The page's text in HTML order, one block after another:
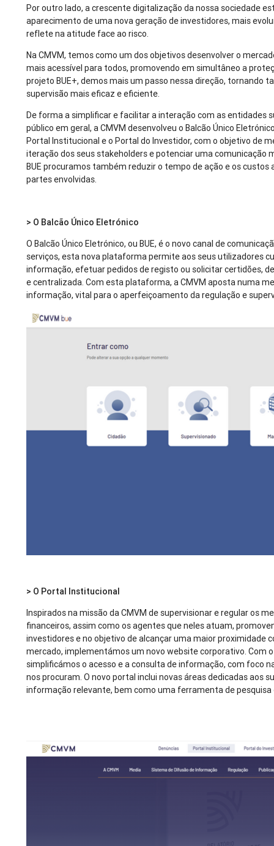
Por outro lado, a crescente digitalização da nossa sociedade
aparecimento de uma nova geração de investidores, mais
reflete na atitude face ao risco.
Na CMVM, temos como um dos objetivos desenvolver o
mais acessível para todos, promovendo em simultâneo a
projeto BUE+, demos mais um passo nessa direção, tornando
supervisão mais eficaz e eficiente.
De forma a simplificar e facilitar a interação com as entidades
público em geral, a CMVM desenvolveu o Balcão Único
Portal Institucional e o Portal do Investidor, com o objetivo de
iteração dos seus stakeholders e potenciar uma comunicação
BUE procuramos também reduzir o tempo de ação e os
partes envolvidas.
> O Balcão Único Eletrónico
O Balcão Único Eletrónico, ou BUE, é o novo canal de
serviços, esta nova plataforma permite aos seus utilizadores
informação, efetuar pedidos de registo ou solicitar certidões,
e centralizada. Com esta plataforma, a CMVM aposta numa
informação, vital para o aperfeiçoamento da regulação e
> O Portal Institucional
Inspirados na missão da CMVM de supervisionar e regular os
financeiros, assim como os agentes que neles atuam,
investidores e no objetivo de alcançar uma maior proximidade
mercado, implementámos um novo website corporativo. Com
simplificámos o acesso e a consulta de informação, com foco
nos procuram. O novo portal inclui novas áreas dedicadas aos
informação relevante, bem como uma ferramenta de